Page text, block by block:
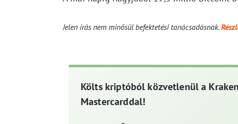
Jelen írás nem minősül befektetési tanácsadásnak.
Költs kriptóból közvetlenül a
Mastercarddal!